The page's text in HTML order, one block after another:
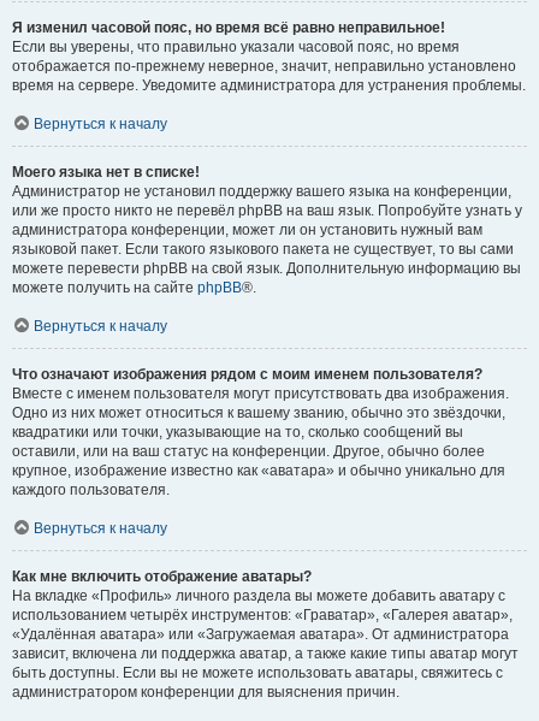
Я изменил часовой пояс, но время всё равно неправильное!
Если вы уверены, что правильно указали часовой пояс, но время
отображается по-прежнему неверное, значит, неправильно установлено
время на сервере. Уведомите администратора для устранения проблемы.
Вернуться к началу
Моего языка нет в списке!
Администратор не установил поддержку вашего языка на конференции,
или же просто никто не перевёл phpBB на ваш язык. Попробуйте узнать у
администратора конференции, может ли он установить нужный вам
языковой пакет. Если такого языкового пакета не существует, то вы сами
можете перевести phpBB на свой язык. Дополнительную информацию вы
можете получить на сайте phpBB®.
Вернуться к началу
Что означают изображения рядом с моим именем пользователя?
Вместе с именем пользователя могут присутствовать два изображения.
Одно из них может относиться к вашему званию, обычно это звёздочки,
квадратики или точки, указывающие на то, сколько сообщений вы
оставили, или на ваш статус на конференции. Другое, обычно более
крупное, изображение известно как «аватара» и обычно уникально для
каждого пользователя.
Вернуться к началу
Как мне включить отображение аватары?
На вкладке «Профиль» личного раздела вы можете добавить аватару с
использованием четырёх инструментов: «Граватар», «Галерея аватар»,
«Удалённая аватара» или «Загружаемая аватара». От администратора
зависит, включена ли поддержка аватар, а также какие типы аватар могут
быть доступны. Если вы не можете использовать аватары, свяжитесь с
администратором конференции для выяснения причин.